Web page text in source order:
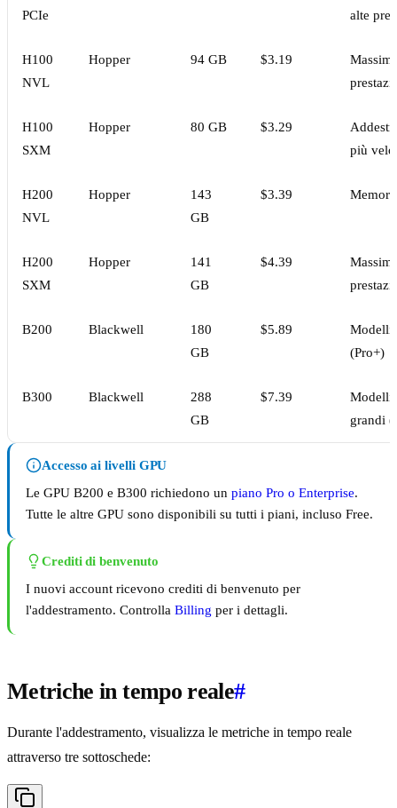
PCIe alte
H100
NVL
Hopper 94 GB $3.19
H100
SXM
Hopper 80 GB $3.29
più
H200
NVL
Hopper
143
GB
$3.39
H200
SXM
Hopper
141
GB
$4.39
B200 Blackwell
180
GB
$5.89
Modelli
(Pro+)
B300 Blackwell
288
GB
$7.39
Modelli
grandi
Accesso ai livelli GPU
Le GPU B200 e B300 richiedono un piano Pro o Enterprise.
Tutte le altre GPU sono disponibili su tutti i piani, incluso Free.
Crediti di benvenuto
I nuovi account ricevono crediti di benvenuto per
l'addestramento. Controlla Billing per i dettagli.
Metriche in tempo reale#
Durante l'addestramento, visualizza le metriche in tempo reale
attraverso tre sottoschede: